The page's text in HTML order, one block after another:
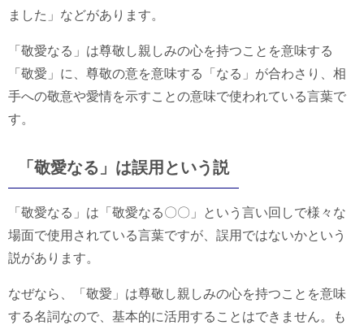
ました」などがあります。
「敬愛なる」は尊敬し親しみの心を持つことを意味する
「敬愛」に、尊敬の意を意味する「なる」が合わさり、相
手への敬意や愛情を示すことの意味で使われている言葉で
す。
「敬愛なる」は誤用という説
「敬愛なる」は「敬愛なる〇〇」という言い回しで様々な
場面で使用されている言葉ですが、誤用ではないかという
説があります。
なぜなら、「敬愛」は尊敬し親しみの心を持つことを意味
する名詞なので、基本的に活用することはできません。も